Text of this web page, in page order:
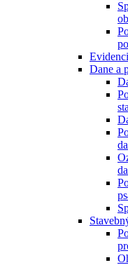
Dane a